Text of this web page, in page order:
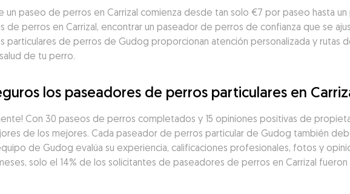
un paseo de perros en Carrizal comienza desde tan solo €7 por paseo hasta
de perros en Carrizal, encontrar un paseador de perros de confianza que se
particulares de perros de Gudog proporcionan atención personalizada y rutas
de tu perro.
los paseadores de perros particulares en
Con 30 paseos de perros completados y 15 opiniones positivas de
de los mejores. Cada paseador de perros particular de Gudog también
de Gudog evalúa su experiencia, calificaciones profesionales, fotos y
solo el 14% de los solicitantes de paseadores de perros en Carrizal